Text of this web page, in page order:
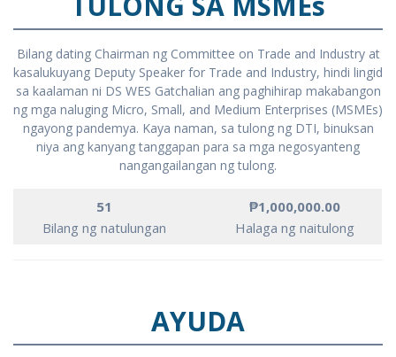
Bilang dating Chairman ng Committee on Trade and Industry at
kasalukuyang Deputy Speaker for Trade and Industry, hindi lingid
sa kaalaman ni DS WES Gatchalian ang paghihirap makabangon
ng mga naluging Micro, Small, and Medium Enterprises (MSMEs)
ngayong pandemya. Kaya naman, sa tulong ng DTI, binuksan
niya ang kanyang tanggapan para sa mga negosyanteng
nangangailangan ng tulong.
51
Bilang ng natulungan
₱1,000,000.00
Halaga ng naitulong
AYUDA